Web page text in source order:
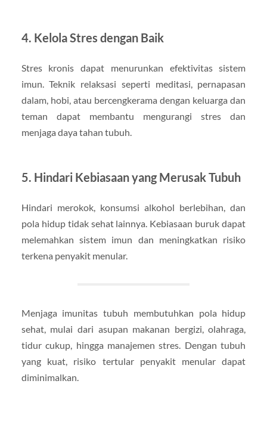
4. Kelola Stres dengan Baik
Stres kronis dapat menurunkan efektivitas sistem
imun. Teknik relaksasi seperti meditasi, pernapasan
dalam, hobi, atau bercengkerama dengan keluarga dan
teman dapat membantu mengurangi stres dan
menjaga daya tahan tubuh.
5. Hindari Kebiasaan yang Merusak Tubuh
Hindari merokok, konsumsi alkohol berlebihan, dan
pola hidup tidak sehat lainnya. Kebiasaan buruk dapat
melemahkan sistem imun dan meningkatkan risiko
terkena penyakit menular.
Menjaga imunitas tubuh membutuhkan pola hidup
sehat, mulai dari asupan makanan bergizi, olahraga,
tidur cukup, hingga manajemen stres. Dengan tubuh
yang kuat, risiko tertular penyakit menular dapat
diminimalkan.